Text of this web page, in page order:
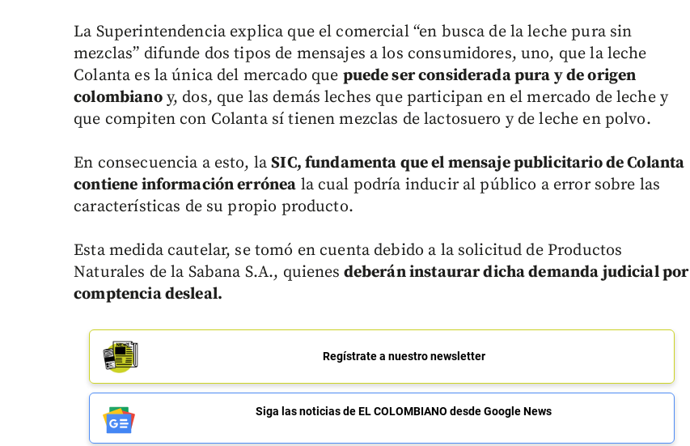
La Superintendencia explica que el comercial “en busca de la leche pura sin
mezclas” difunde dos tipos de mensajes a los consumidores, uno, que la leche
Colanta es la única del mercado que puede ser considerada pura y de origen
colombianoy, dos, que las demás leches que participan en el mercado de leche y
que compiten con Colanta sí tienen mezclas de lactosuero y de leche en polvo.
En consecuencia a esto, laSIC, fundamenta que el mensaje publicitario de Colanta
contiene información errónea la cual podría inducir al público a error sobre las
características de su propio producto.
Esta medida cautelar, se tomó en cuenta debido a la solicitud de Productos
Naturales de la Sabana S.A., quienes deberán instaurar dicha demanda judicial por
comptencia desleal.
Regístrate a nuestro newsletter
Siga las noticias de EL COLOMBIANO desde Google News